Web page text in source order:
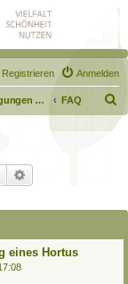
Anmelden
Registrieren
Ankündigungen & Fragen zum Forum FAQ
u
Suche
eines Hortus